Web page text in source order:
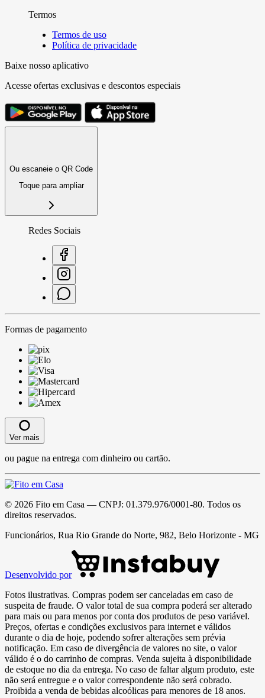
Termos
Termos de uso
Política de privacidade
Baixe nosso aplicativo
Acesse ofertas exclusivas e descontos especiais
Ou escaneie o QR Code
Toque para ampliar
Redes Sociais
Formas de pagamento
Ver mais
ou pague na entrega com dinheiro ou cartão.
© 2026 Fito em Casa — CNPJ: 01.379.976/0001-80. Todos os
direitos reservados.
Funcionários, Rua Rio Grande do Norte, 982, Belo Horizonte - MG
Desenvolvido por
Fotos ilustrativas. Compras podem ser canceladas em caso de
suspeita de fraude. O valor total de sua compra poderá ser alterado
para mais ou para menos por conta dos produtos de peso variável.
Preços, ofertas e condições exclusivos para internet e válidos
durante o dia de hoje, podendo sofrer alterações sem prévia
notificação. Em caso de divergência de valores no site, o valor
válido é o do carrinho de compras. Venda sujeita à disponibilidade
de estoque no dia da entrega. No caso de faltar algum produto, este
não será entregue e o valor correspondente não será cobrado.
Proibida a venda de bebidas alcoólicas para menores de 18 anos.